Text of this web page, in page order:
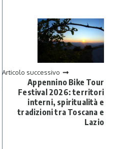
Articolo successivo
Appennino Bike Tour
Festival 2026: territori
interni, spiritualità e
tradizioni tra Toscana e
Lazio